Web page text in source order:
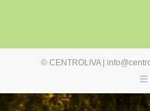
© CENTROLIVA |